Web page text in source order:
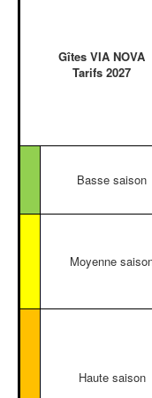
Gîtes VIA NOVA
Tarifs 2027
Basse saison
Moyenne
Haute saison